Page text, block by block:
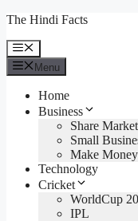
Skip
content
The Hindi Facts
Menu
Menu
Home
Business
Share Market
Small
Make Money
Technology
Cricket
WorldCup
IPL